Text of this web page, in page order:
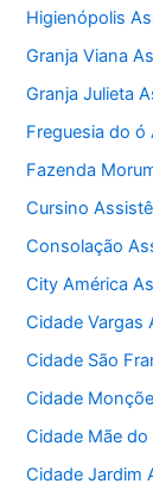
Higienópolis
Granja Viana
Granja Julieta
Freguesia do ó
Fazenda
Cursino
Consolação
City América
Cidade Vargas
Cidade São
Cidade
Cidade Mãe
Cidade Jardim